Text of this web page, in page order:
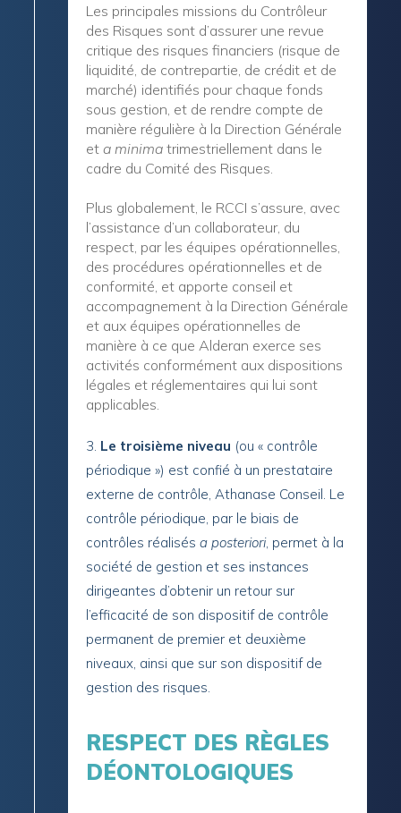
Les principales missions du Contrôleur
des Risques sont d’assurer une revue
critique des risques financiers (risque de
liquidité, de contrepartie, de crédit et de
marché) identifiés pour chaque fonds
sous gestion, et de rendre compte de
manière régulière à la Direction Générale
eta minimatrimestriellement dans le
cadre du Comité des Risques.
Plus globalement, le RCCI s’assure, avec
l’assistance d’un collaborateur, du
respect, par les équipes opérationnelles,
des procédures opérationnelles et de
conformité, et apporte conseil et
accompagnement à la Direction Générale
et aux équipes opérationnelles de
manière à ce que Alderan exerce ses
activités conformément aux dispositions
légales et réglementaires qui lui sont
applicables.
Le troisième niveau (ou « contrôle
périodique ») est confié à un prestataire
externe de contrôle, Athanase Conseil. Le
contrôle périodique, par le biais de
contrôles réalisésa posteriori, permet à la
société de gestion et ses instances
dirigeantes d’obtenir un retour sur
l’efficacité de son dispositif de contrôle
permanent de premier et deuxième
niveaux, ainsi que sur son dispositif de
gestion des risques.
RESPECT DES RÈGLES
DÉONTOLOGIQUES